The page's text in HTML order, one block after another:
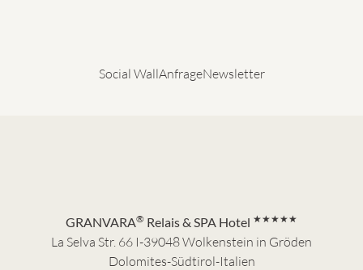
Social WallAnfrageNewsletter
GRANVARA® Relais & SPA Hotel ★★★★★
La Selva Str. 66 I-39048 Wolkenstein in Gröden
Dolomites-Südtirol-Italien